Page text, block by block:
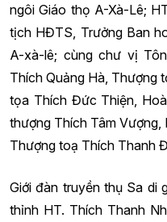
ngôi Giáo thọ A-Xà-Lê;
tịch HĐTS, Trưởng Ban
A-xà-lê; cùng chư vị
Thích Quảng Hà, Thượng
tọa Thích Đức Thiện,
thượng Thích Tâm
Thượng toạ Thích Thanh
Giới đàn truyền thụ Sa di
thỉnh HT. Thích Thanh